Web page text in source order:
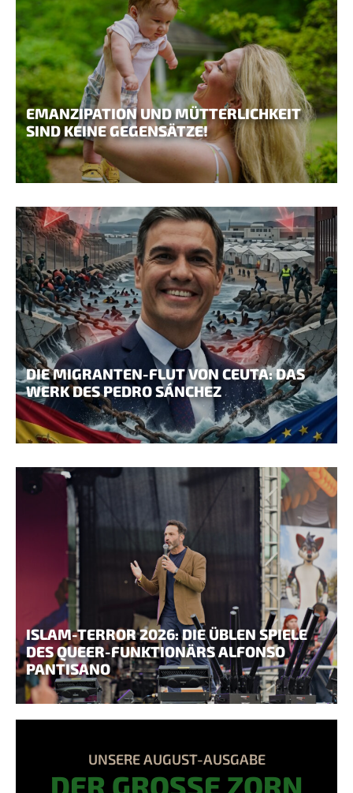
EMANZIPATION UND MÜTTERLICHKEIT
SIND KEINE GEGENSÄTZE!
DIE MIGRANTEN-FLUT VON CEUTA: DAS
WERK DES PEDRO SÁNCHEZ
ISLAM-TERROR 2026: DIE ÜBLEN SPIELE
DES QUEER-FUNKTIONÄRS ALFONSO
PANTISANO
UNSERE AUGUST-AUSGABE
DER GROSSE ZORN